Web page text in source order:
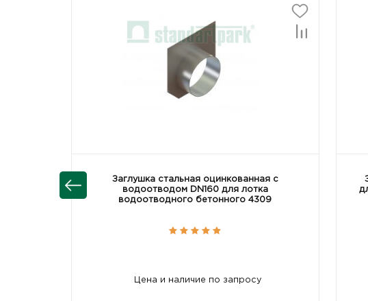
Заглушка стальная оцинкованная с
водоотводом DN160 для лотка
водоотводного бетонного 4309
Цена и наличие по запросу